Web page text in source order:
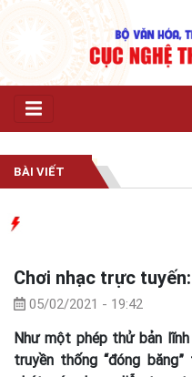
BÀI VIẾT
Chơi nhạc trực
05/02/2021 - 19:42
Như một phép thử bản
truyền thống “đóng